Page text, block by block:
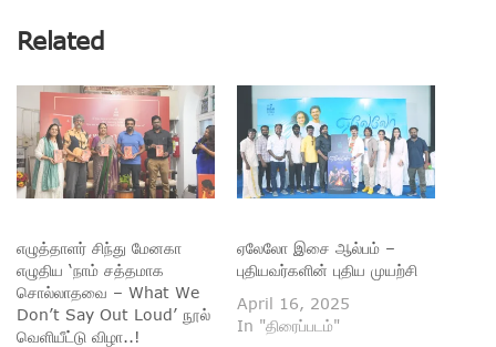
Related
எழுத்தாளர் சிந்து மேனகா
எழுதிய ‘நாம் சத்தமாக
சொல்லாதவை – What We
Don’t Say Out Loud’ நூல்
வெளியீட்டு விழா..!
ஏலேலோ இசை ஆல்பம் –
புதியவர்களின் புதிய முயற்சி
April 16, 2025
In "திரைப்படம்"